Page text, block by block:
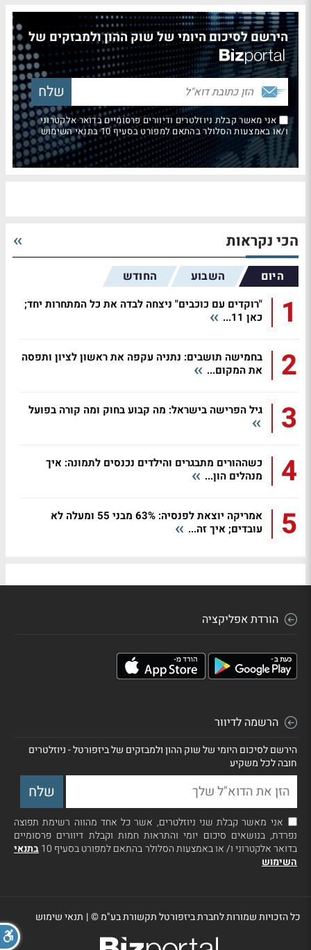
הירשם לסיכום היומי של שוק ההון ולמבזקים של
אני מאשר קבלת ניוזלטרים ודיוורים פרסומיים בדואר אלקטרוני
ו/או באמצעות הסלולר בהתאם למפורט בסעיף 10 בתנאי השימוש
הכי נקראות
היום השבוע החודש
1
"רוקדים עם כוכבים" ניצחה לבדה את כל המתחרות יחד;
כאן 11...
2
בחמישה תושבים: נתניה עקפה את ראשון לציון ותפסה
את המקום...
3 גיל הפרישה בישראל: מה קבוע בחוק ומה קורה בפועל
4
כשההורים מתבגרים והילדים נכנסים לתמונה: איך
מנהלים הון...
5
אמריקה יוצאת לפנסיה: 63% מבני 55 ומעלה לא
עובדים; איך זה...
הורדת אפליקציה
הרשמה לדיוור
הירשם לסיכום היומי של שוק ההון ולמבזקים של ביזפורטל - ניוזלטרים
חובה לכל משקיע
אני מאשר קבלת שני ניוזלטרים, אשר כל אחד מהווה רשימת תפוצה
נפרדת, בנושאים סיכום יומי והתראות חמות וקבלת דיוורים פרסומיים
בדואר אלקטרוני ו/ או באמצעות הסלולר בהתאם למפורט בסעיף 10
בתנאי
השימוש
כל הזכויות שמורות לחברת ביזפורטל תקשורת בע"מ ©| תנאי שימוש